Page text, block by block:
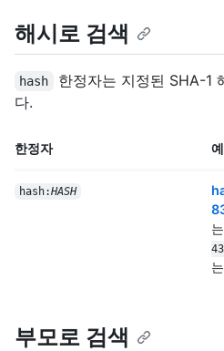
해시로 검색
hash
한정자는 지정된 SHA-1
다.
한정자
hash:HASH
는
부모로 검색